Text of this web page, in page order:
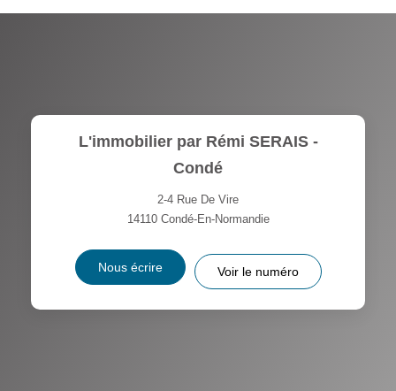
L'immobilier par Rémi SERAIS -
Condé
2-4 Rue De Vire
14110 Condé-En-Normandie
Nous écrire Voir le numéro